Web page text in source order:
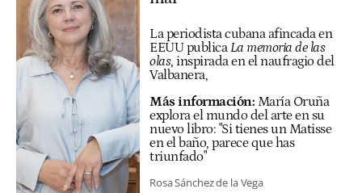
La periodista cubana afincada en
EEUU publicaLa memoria de las
olas, inspirada en el naufragio del
Valbanera,
Más información: María Oruña
explora el mundo del arte en su
nuevo libro: "Si tienes un Matisse
en el baño, parece que has
triunfado"
Rosa Sánchez de la Vega